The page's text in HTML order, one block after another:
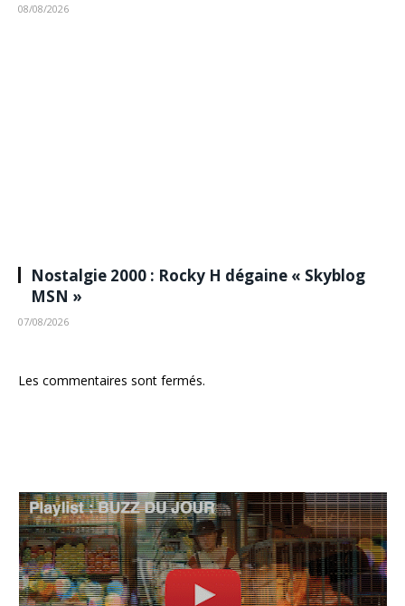
08/08/2026
Nostalgie 2000 : Rocky H dégaine « Skyblog
MSN »
07/08/2026
Les commentaires sont fermés.